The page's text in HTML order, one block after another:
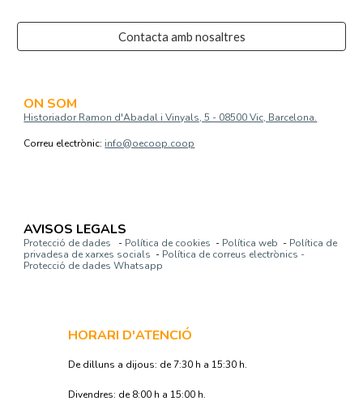
Contacta amb nosaltres
ON SOM
Historiador Ramon d'Abadal i Vinyals, 5 - 08500 Vic, Barcelona.
Correu electrònic: info@oecoop.coop
AVISOS LEGALS
Protecció de dades - Política de cookies - Política web - Política de
privadesa de xarxes socials - Política de correus electrònics -
Protecció de dades Whatsapp
HORARI D'ATENCIÓ
De dilluns a dijous: de 7:30 h a 15:30 h.
Divendres: de 8:00 h a 15:00 h.